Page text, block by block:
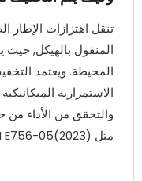
تنقل اهتزازات الإطار
المنقول بالهيكل, حيث
المحيطة. ويعتمد
الاستمرارية
والتحقق من الأداء من
مثل ASTM E756-05(2023) على نطاق 50-5000 هرتز.